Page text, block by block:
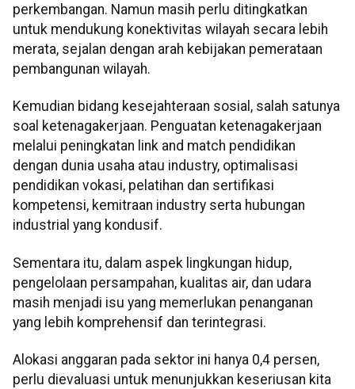
perkembangan. Namun masih perlu ditingkatkan
untuk mendukung konektivitas wilayah secara lebih
merata, sejalan dengan arah kebijakan pemerataan
pembangunan wilayah.
Kemudian bidang kesejahteraan sosial, salah satunya
soal ketenagakerjaan. Penguatan ketenagakerjaan
melalui peningkatan link and match pendidikan
dengan dunia usaha atau industry, optimalisasi
pendidikan vokasi, pelatihan dan sertifikasi
kompetensi, kemitraan industry serta hubungan
industrial yang kondusif.
Sementara itu, dalam aspek lingkungan hidup,
pengelolaan persampahan, kualitas air, dan udara
masih menjadi isu yang memerlukan penanganan
yang lebih komprehensif dan terintegrasi.
Alokasi anggaran pada sektor ini hanya 0,4 persen,
perlu dievaluasi untuk menunjukkan keseriusan kita